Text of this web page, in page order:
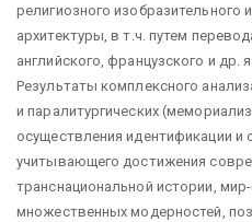
религиозного изобразительного
архитектуры, в т.ч. путем
английского, французского и др.
Результаты комплексного
и паралитургических
осуществления идентификации и
учитывающего достижения
транснациональной истории,
множественных модерностей,